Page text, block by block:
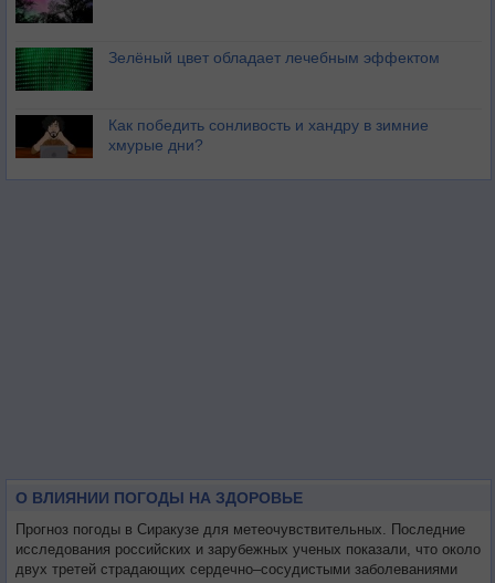
Зелёный цвет обладает лечебным эффектом
Как победить сонливость и хандру в зимние
хмурые дни?
О ВЛИЯНИИ ПОГОДЫ НА ЗДОРОВЬЕ
Прогноз погоды в Сиракузе для метеочувствительных. Последние
исследования российских и зарубежных ученых показали, что около
двух третей страдающих сердечно–сосудистыми заболеваниями